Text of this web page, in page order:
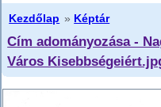
Kezdőlap » Képtár
Cím adományozása -
Város